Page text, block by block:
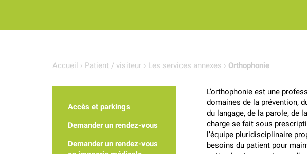
Accueil › Patient / visiteur › Les services annexes › Orthophonie
L’orthophonie est une
domaines de la prévention,
du langage, de la parole, de
charge se fait sous
l’équipe pluridisciplinaire
besoins du patient pour
Accès et parkings
Demander un rendez-vous
Demander un rendez-vous